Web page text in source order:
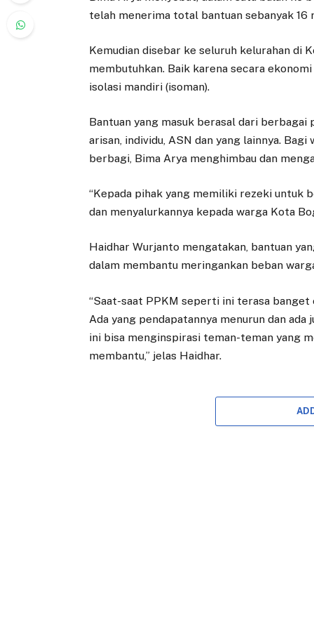
telah menerima total bantuan sebanyak
Kemudian disebar ke seluruh kelurahan di
membutuhkan. Baik karena secara
isolasi mandiri (isoman).
Bantuan yang masuk berasal dari berbagai
arisan, individu, ASN dan yang lainnya.
berbagi, Bima Arya menghimbau dan
“Kepada pihak yang memiliki rezeki untuk
dan menyalurkannya kepada warga Kota
Haidhar Wurjanto mengatakan, bantuan
dalam membantu meringankan beban
“Saat-saat PPKM seperti ini terasa
Ada yang pendapatannya menurun dan
ini bisa menginspirasi teman-teman yang
membantu,” jelas Haidhar.